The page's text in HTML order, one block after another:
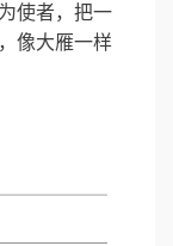
使者，把一
像大雁一样